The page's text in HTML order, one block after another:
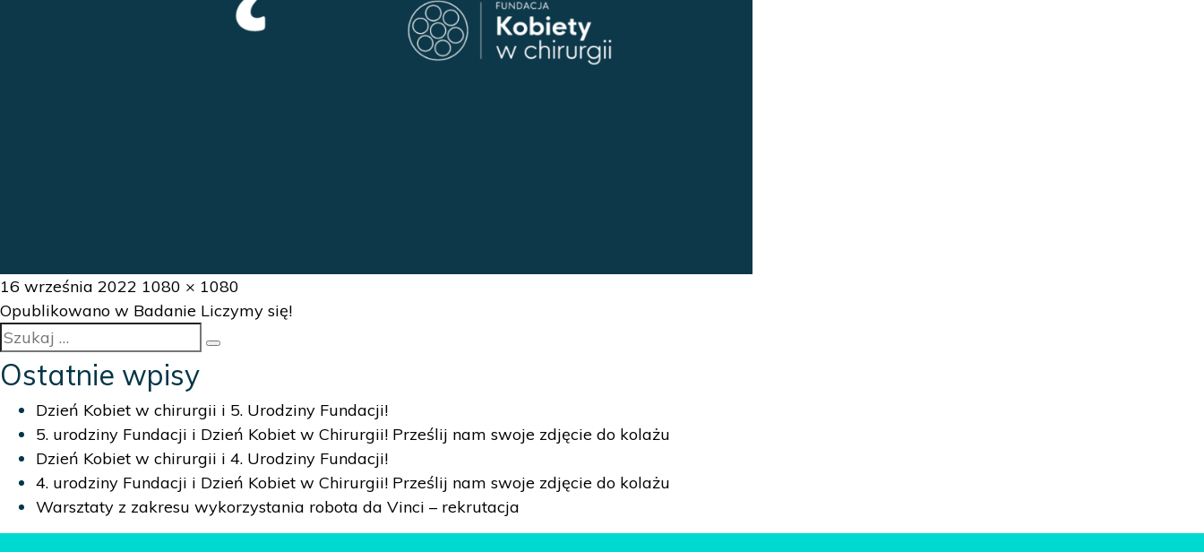
Data
publikacji
16 września 2022 Pełny
rozmiar
1080 × 1080
Nawigacja
wpisu
Opublikowano w Badanie Liczymy się!
Szukaj:
Ostatnie wpisy
Dzień Kobiet w chirurgii i 5. Urodziny Fundacji!
5. urodziny Fundacji i Dzień Kobiet w Chirurgii! Prześlij nam swoje zdjęcie do kolażu
Dzień Kobiet w chirurgii i 4. Urodziny Fundacji!
4. urodziny Fundacji i Dzień Kobiet w Chirurgii! Prześlij nam swoje zdjęcie do kolażu
Warsztaty z zakresu wykorzystania robota da Vinci – rekrutacja